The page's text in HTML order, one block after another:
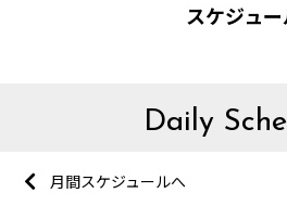
スケジュ
Daily
月間スケジュールへ